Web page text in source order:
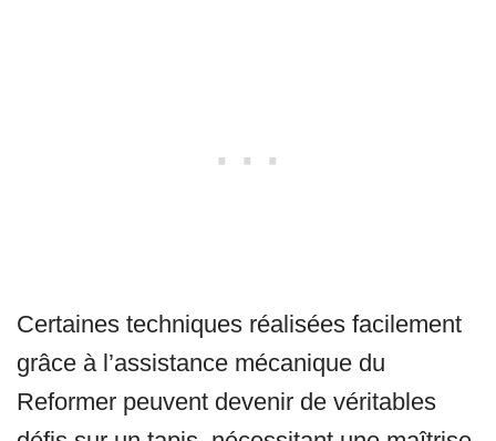
Certaines techniques réalisées facilement
grâce à l’assistance mécanique du
Reformer peuvent devenir de véritables